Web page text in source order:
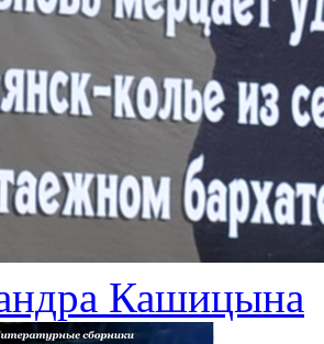
Кашицына